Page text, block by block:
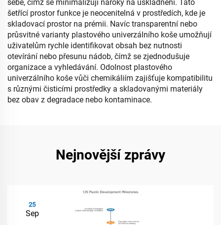
sebe, čímž se minimalizují nároky na uskladnění. Tato
šetřící prostor funkce je neocenitelná v prostředích, kde je
skladovací prostor na prémii. Navíc transparentní nebo
průsvitné varianty plastového univerzálního koše umožňují
uživatelům rychle identifikovat obsah bez nutnosti
otevírání nebo přesunu nádob, čímž se zjednodušuje
organizace a vyhledávání. Odolnost plastového
univerzálního koše vůči chemikáliím zajišťuje kompatibilitu
s různými čisticími prostředky a skladovanými materiály
bez obav z degradace nebo kontaminace.
Nejnovější zprávy
25
Sep